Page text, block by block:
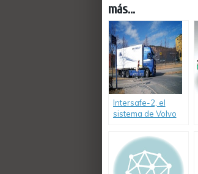
más...
Intersafe-2, el
sistema de Volvo
ángulos muertos
en sus vehículos